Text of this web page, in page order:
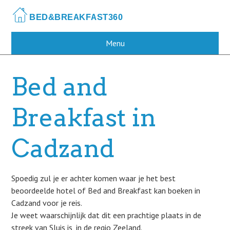
main
Menu
Bed and
Breakfast in
Cadzand
Spoedig zul je er achter komen waar je het best
beoordeelde hotel of Bed and Breakfast kan boeken in
Cadzand voor je reis.
Je weet waarschijnlijk dat dit een prachtige plaats in de
streek van Sluis is, in de regio Zeeland.